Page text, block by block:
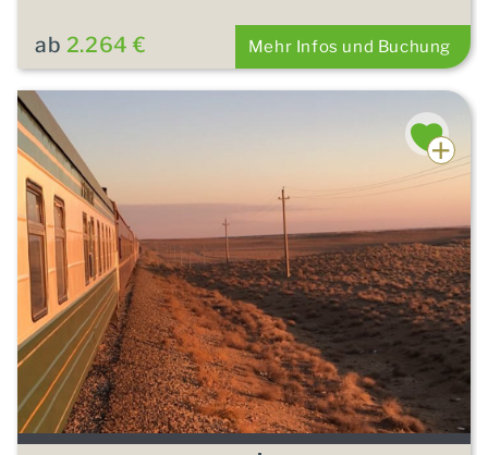
ab 2.264 € Mehr Infos und Buchung